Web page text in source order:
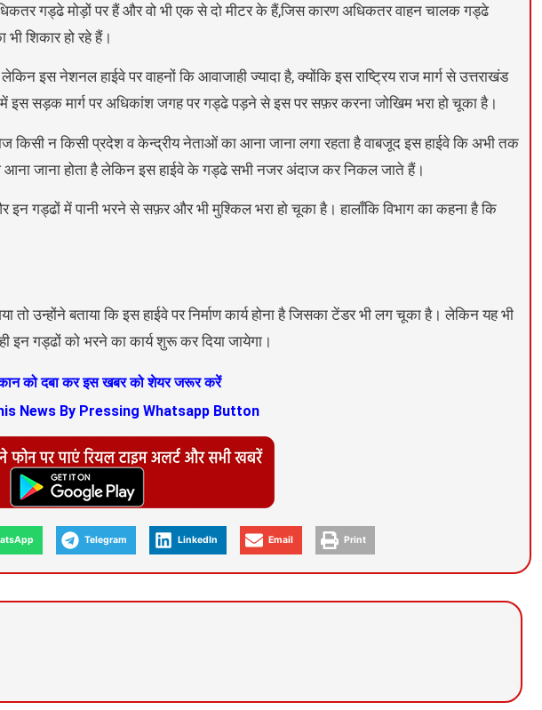
गड्ढे मोड़ों पर हैं और वो भी एक से दो मीटर के हैं,जिस कारण अधिकतर वाहन चालक गड्ढे
शिकार हो रहे हैं।
इस नेशनल हाईवे पर वाहनों कि आवाजाही ज्यादा है, क्योंकि इस राष्ट्रिय राज मार्ग से उत्तराखंड
इस सड़क मार्ग पर अधिकांश जगह पर गड्ढे पड़ने से इस पर सफ़र करना जोखिम भरा हो चूका है।
किसी न किसी प्रदेश व केन्द्रीय नेताओं का आना जाना लगा रहता है वाबजूद इस हाईवे कि अभी तक
आना जाना होता है लेकिन इस हाईवे के गड्ढे सभी नजर अंदाज कर निकल जाते हैं।
गड्ढों में पानी भरने से सफ़र और भी मुश्किल भरा हो चूका है। हालाँकि विभाग का कहना है कि
उन्होंने बताया कि इस हाईवे पर निर्माण कार्य होना है जिसका टेंडर भी लग चूका है। लेकिन यह भी
गड्ढों को भरने का कार्य शुरू कर दिया जायेगा।
को दबा कर इस खबर को शेयर जरूर करें
News By Pressing Whatsapp Button
Telegram LinkedIn Email Print